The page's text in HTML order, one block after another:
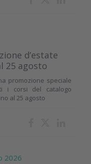
d’estate
25 agosto
promozione speciale
i corsi del catalogo
al 25 agosto
2026